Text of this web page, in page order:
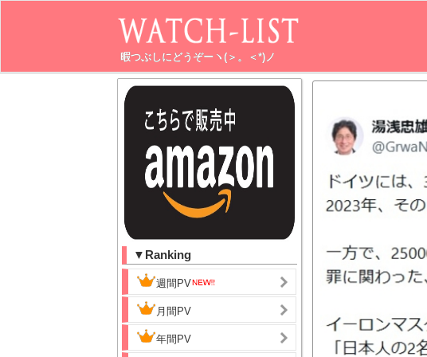
暇つぶしにどうぞーヽ(＞。＜*)ノ
▼Ranking
週間PV
月間PV
年間PV